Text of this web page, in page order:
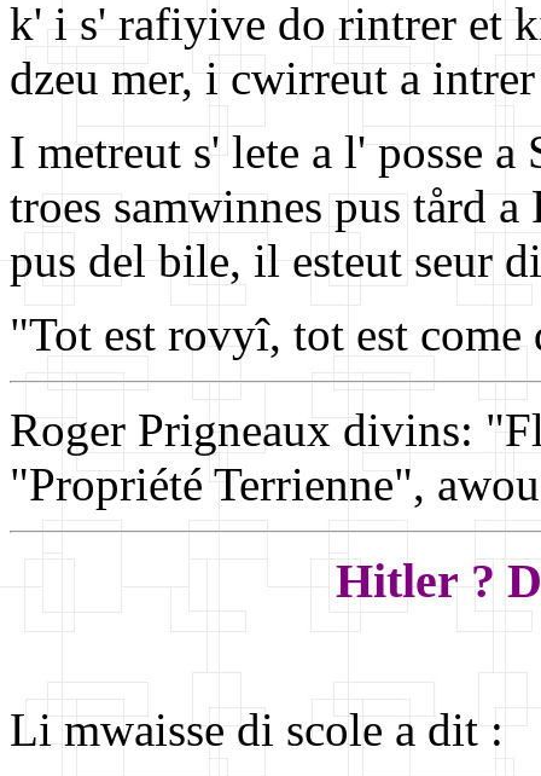
k' i s' rafiyive do rintrer et
dzeu mer, i cwirreut a
I metreut s' lete a l' posse a
troes samwinnes pus tård
pus del bile, il esteut seur
"Tot est rovyî, tot est
Roger Prigneaux divins:
"Propriété Terrienne",
Hitler ?
Li mwaisse di scole a dit :